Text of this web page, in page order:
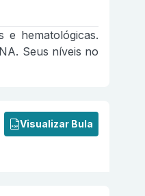
e hematológicas.
Seus níveis no
Visualizar Bula